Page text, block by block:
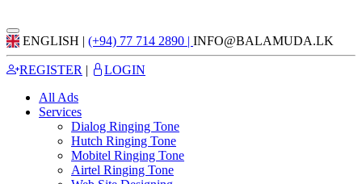
ENGLISH | (+94) 77 714 2890 | INFO@BALAMUDA.LK
REGISTER |
LOGIN
All Ads
Services
Dialog Ringing Tone
Hutch Ringing Tone
Mobitel Ringing Tone
Airtel Ringing Tone